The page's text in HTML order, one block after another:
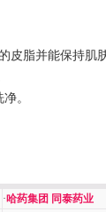
脂并能保持肌肤
。
·哈药集团 同泰药业